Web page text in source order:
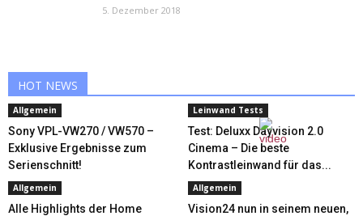
5. Dezember 2018
HOT NEWS
Allgemein
Sony VPL-VW270 / VW570 –
Exklusive Ergebnisse zum
Serienschnitt!
Leinwand Tests
Test: Deluxx Dayvision 2.0
Cinema – Die beste
Kontrastleinwand für das...
Allgemein
Alle Highlights der Home
Allgemein
Vision24 nun in seinem neuen,